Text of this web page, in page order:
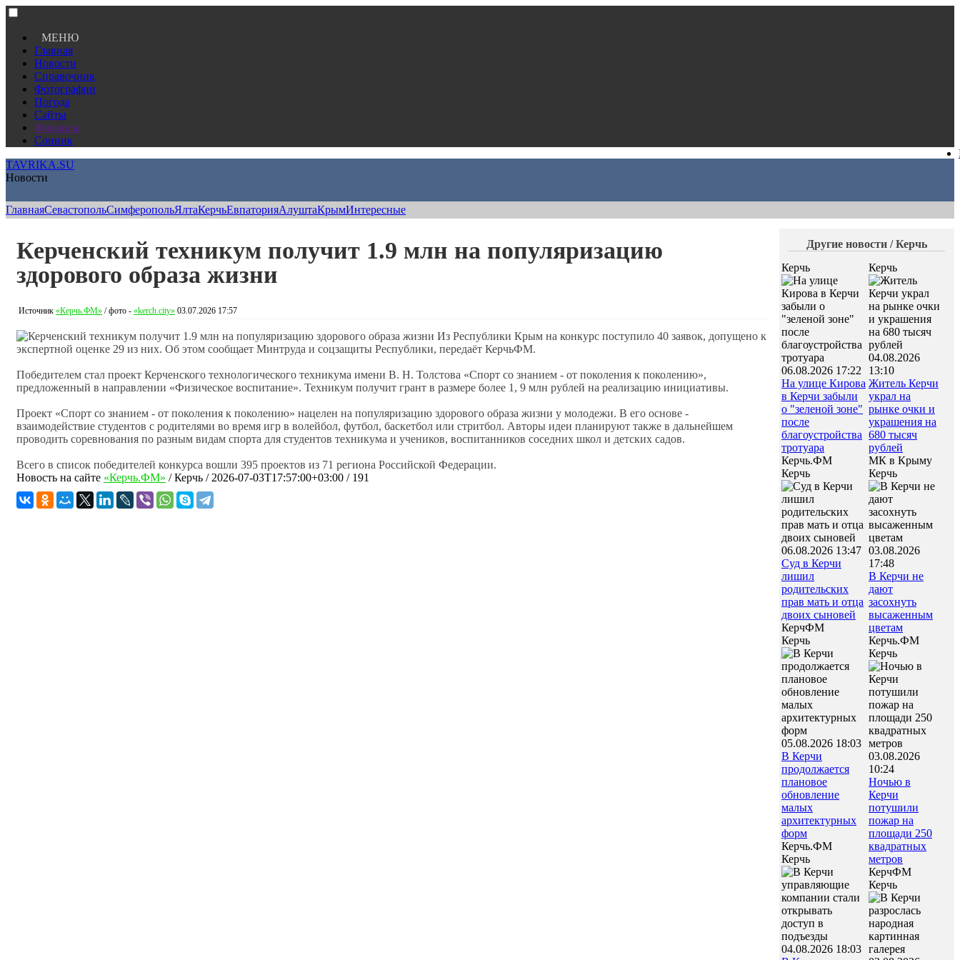
МЕНЮ
Главная
Новости
Справочник
Фотографии
Погода
Сайты
Финансы
Сонник
TAVRIKA.SU
Новости
ГлавнаяСевастопольСимферопольЯлтаКерчьЕвпаторияАлуштаКрымИнтересные
Керченский техникум получит 1.9 млн на популяризацию
здорового образа жизни
Источник «Керчь.ФМ» / фото - «kerch.city» 03.07.2026 17:57
Из Республики Крым на конкурс поступило 40 заявок, допущено к
экспертной оценке 29 из них. Об этом сообщает Минтруда и соцзащиты Республики, передаёт КерчьФМ.
Победителем стал проект Керченского технологического техникума имени В. Н. Толстова «Спорт со знанием - от поколения к поколению»,
предложенный в направлении «Физическое воспитание». Техникум получит грант в размере более 1, 9 млн рублей на реализацию инициативы.
Проект «Спорт со знанием - от поколения к поколению» нацелен на популяризацию здорового образа жизни у молодежи. В его основе -
взаимодействие студентов с родителями во время игр в волейбол, футбол, баскетбол или стритбол. Авторы идеи планируют также в дальнейшем
проводить соревнования по разным видам спорта для студентов техникума и учеников, воспитанников соседних школ и детских садов.
Всего в список победителей конкурса вошли 395 проектов из 71 региона Российской Федерации.
Новость на сайте «Керчь.ФМ» /Керчь / 2026-07-03T17:57:00+03:00 / 191
Другие новости / Керчь
Керчь
06.08.2026 17:22
На улице Кирова
в Керчи забыли
о "зеленой зоне"
после
благоустройства
тротуара
Керчь.ФМ
Керчь
06.08.2026 13:47
Суд в Керчи
лишил
родительских
прав мать и отца
двоих сыновей
КерчФМ
Керчь
05.08.2026 18:03
В Керчи
продолжается
плановое
обновление
малых
архитектурных
форм
Керчь.ФМ
Керчь
04.08.2026 18:03
Керчь
04.08.2026
13:10
Житель Керчи
украл на
рынке очки и
украшения на
680 тысяч
рублей
МК в Крыму
Керчь
03.08.2026
17:48
В Керчи не
дают
засохнуть
высаженным
цветам
Керчь.ФМ
Керчь
03.08.2026
10:24
Ночью в
Керчи
потушили
пожар на
площади 250
квадратных
метров
КерчФМ
Керчь